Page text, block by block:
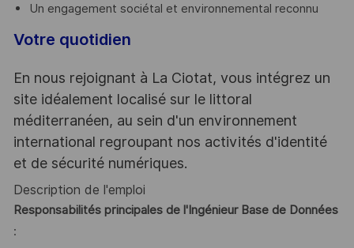
Un engagement sociétal et environnemental reconnu
Votre quotidien
En nous rejoignant à La Ciotat, vous intégrez un
site idéalement localisé sur le littoral
méditerranéen, au sein d'un environnement
international regroupant nos activités d'identité
et de sécurité numériques.
Description de l'emploi
Responsabilités principales de l'Ingénieur Base de Données
: